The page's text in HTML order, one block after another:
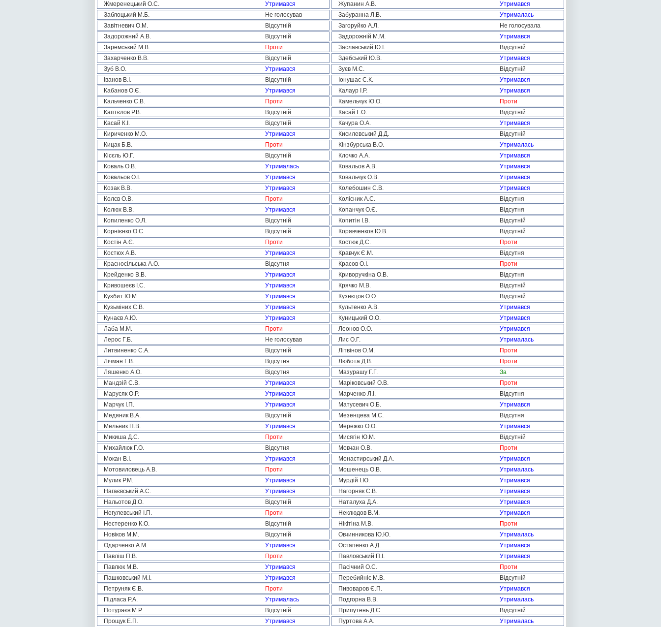
Жмеренецький О.С.
Утримався Жупанин А.В.
Утримався
Заблоцький М.Б.
Не голосував Забуранна Л.В.
Утрималась
Завітневич О.М.
Відсутній Загоруйко А.Л.
Не голосувала
Задорожний А.В.
Відсутній Задорожній М.М.
Утримався
Заремський М.В.
Проти Заславський Ю.І.
Відсутній
Захарченко В.В.
Відсутній Здебський Ю.В.
Утримався
Зуб В.О.
Утримався Зуєв М.С.
Відсутній
Іванов В.І.
Відсутній Іонушас С.К.
Утримався
Кабанов О.Є.
Утримався Калаур І.Р.
Утримався
Кальченко С.В.
Проти Камельчук Ю.О.
Проти
Каптєлов Р.В.
Відсутній Касай Г.О.
Відсутній
Касай К.І.
Відсутній Качура О.А.
Утримався
Кириченко М.О.
Утримався Кисилевський Д.Д.
Відсутній
Кицак Б.В.
Проти Кінзбурська В.О.
Утрималась
Кісєль Ю.Г.
Відсутній Клочко А.А.
Утримався
Коваль О.В.
Утрималась Ковальов А.В.
Утримався
Ковальов О.І.
Утримався Ковальчук О.В.
Утримався
Козак В.В.
Утримався Колебошин С.В.
Утримався
Колєв О.В.
Проти Колісник А.С.
Відсутня
Колюх В.В.
Утримався Копанчук О.Є.
Відсутня
Копиленко О.Л.
Відсутній Копитін І.В.
Відсутній
Корнієнко О.С.
Відсутній Корявченков Ю.В.
Відсутній
Костін А.Є.
Проти Костюк Д.С.
Проти
Костюх А.В.
Утримався Кравчук Є.М.
Відсутня
Красносільська А.О.
Відсутня Красов О.І.
Проти
Крейденко В.В.
Утримався Криворучкіна О.В.
Відсутня
Кривошеєв І.С.
Утримався Крячко М.В.
Відсутній
Кузбит Ю.М.
Утримався Кузнєцов О.О.
Відсутній
Кузьміних С.В.
Утримався Культенко А.В.
Утримався
Кунаєв А.Ю.
Утримався Куницький О.О.
Утримався
Лаба М.М.
Проти Леонов О.О.
Утримався
Лерос Г.Б.
Не голосував Лис О.Г.
Утрималась
Литвиненко С.А.
Відсутній Літвінов О.М.
Проти
Лічман Г.В.
Відсутня Любота Д.В.
Проти
Ляшенко А.О.
Відсутня Мазурашу Г.Г.
За
Мандзій С.В.
Утримався Маріковський О.В.
Проти
Марусяк О.Р.
Утримався Марченко Л.І.
Відсутня
Марчук І.П.
Утримався Матусевич О.Б.
Утримався
Медяник В.А.
Відсутній Мезенцева М.С.
Відсутня
Мельник П.В.
Утримався Мережко О.О.
Утримався
Микиша Д.С.
Проти Мисягін Ю.М.
Відсутній
Михайлюк Г.О.
Відсутня Мовчан О.В.
Проти
Мокан В.І.
Утримався Монастирський Д.А.
Утримався
Мотовиловець А.В.
Проти Мошенець О.В.
Утрималась
Мулик Р.М.
Утримався Мурдій І.Ю.
Утримався
Нагаєвський А.С.
Утримався Нагорняк С.В.
Утримався
Нальотов Д.О.
Відсутній Наталуха Д.А.
Утримався
Негулевський І.П.
Проти Неклюдов В.М.
Утримався
Нестеренко К.О.
Відсутній Нікітіна М.В.
Проти
Новіков М.М.
Відсутній Овчинникова Ю.Ю.
Утрималась
Одарченко А.М.
Утримався Остапенко А.Д.
Утримався
Павліш П.В.
Проти Павловський П.І.
Утримався
Павлюк М.В.
Утримався Пасічний О.С.
Проти
Пашковський М.І.
Утримався Перебийніс М.В.
Відсутній
Петруняк Є.В.
Проти Пивоваров Є.П.
Утримався
Підласа Р.А.
Утрималась Подгорна В.В.
Утрималась
Потураєв М.Р.
Відсутній Припутень Д.С.
Відсутній
Прощук Е.П.
Утримався Пуртова А.А.
Утрималась